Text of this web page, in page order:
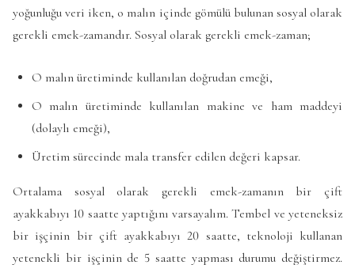
yoğunluğu veri iken, o malın içinde gömülü bulunan sosyal olarak
gerekli emek-zamandır. Sosyal olarak gerekli emek-zaman;
O malın üretiminde kullanılan doğrudan emeği,
O malın üretiminde kullanılan makine ve ham maddeyi
(dolaylı emeği),
Üretim sürecinde mala transfer edilen değeri kapsar.
Ortalama sosyal olarak gerekli emek-zamanın bir çift
ayakkabıyı 10 saatte yaptığını varsayalım. Tembel ve yeteneksiz
bir işçinin bir çift ayakkabıyı 20 saatte, teknoloji kullanan
yetenekli bir işçinin de 5 saatte yapması durumu değiştirmez.